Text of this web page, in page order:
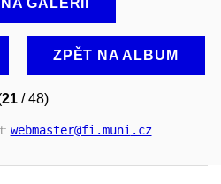
GALERII
ZPĚT NA ALBUM
21 / 48)
webmaster@fi.muni.cz